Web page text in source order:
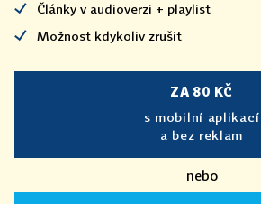
Články v audioverzi + playlist
Možnost kdykoliv zrušit
ZA 80 KČ
s mobilní aplikací
a bez reklam
nebo